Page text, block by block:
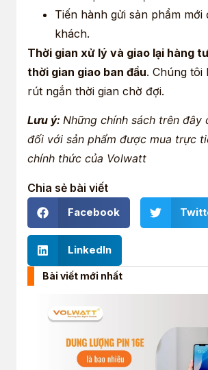
Tiến hành gửi sản phẩm mới
khách.
Thời gian xử lý và giao lại hàng
thời gian giao ban đầu. Chúng tôi
rút ngắn thời gian chờ đợi.
Lưu ý: Những chính sách trên đây
đối với sản phẩm được mua trực
chính thức của Volwatt
Chia sẻ bài viết
Facebook
LinkedIn
Bài viết mới nhất